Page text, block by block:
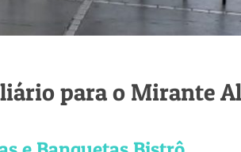
para o Mirante